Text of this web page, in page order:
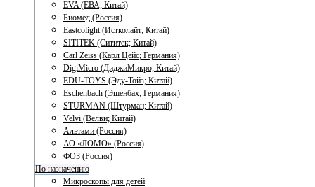
EVA (ЕВА; Китай)
Биомед (Россия)
Eastcolight (Истколайт; Китай)
SITITEK (Сититек; Китай)
Carl Zeiss (Карл Цейс; Германия)
DigiMicro (ДиджиМикро; Китай)
EDU-TOYS (Эду-Тойз; Китай)
Eschenbach (Эшенбах; Германия)
STURMAN (Штурман; Китай)
Velvi (Велви; Китай)
Альтами (Россия)
АО «ЛОМО» (Россия)
ФОЗ (Россия)
По назначению
Микроскопы для детей